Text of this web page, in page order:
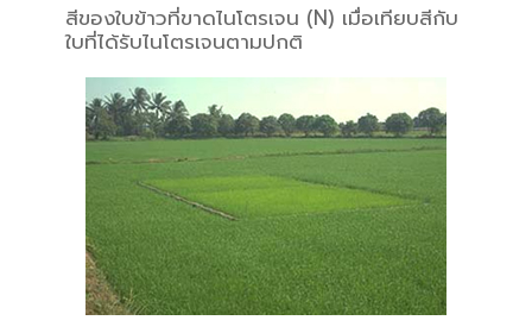
สีของใบข้าวที่ขาดไนโตรเจน (N) เมื่อเทียบสีกับ
ใบที่ได้รับไนโตรเจนตามปกติ